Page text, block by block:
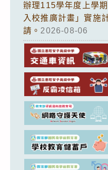
辦理115學年度上學
入校推廣計畫」實施
請。 2026-08-06